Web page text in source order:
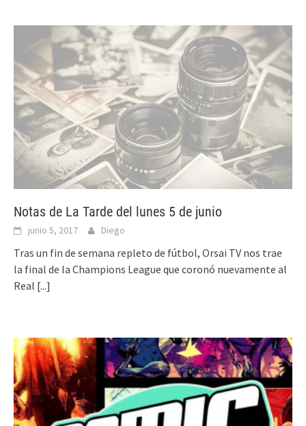
Notas de La Tarde del lunes 5 de junio
junio 5, 2017 Diego
Tras un fin de semana repleto de fútbol, Orsai TV nos trae
la final de la Champions League que coronó nuevamente al
Real [...]